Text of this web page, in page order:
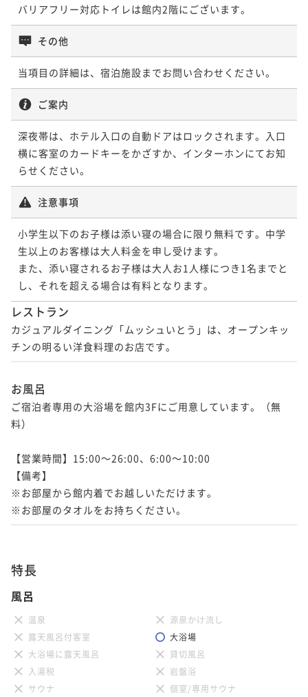
バリアフリー対応トイレは館内2階にございます。
その他
当項目の詳細は、宿泊施設までお問い合わせください。
ご案内
深夜帯は、ホテル入口の自動ドアはロックされます。入口
横に客室のカードキーをかざすか、インターホンにてお知
らせください。
注意事項
小学生以下のお子様は添い寝の場合に限り無料です。中学
生以上のお客様は大人料金を申し受けます。
また、添い寝されるお子様は大人お1人様につき1名までと
し、それを超える場合は有料となります。
レストラン
カジュアルダイニング「ムッシュいとう」は、オープンキッ
チンの明るい洋食料理のお店です。
お風呂
ご宿泊者専用の大浴場を館内3Fにご用意しています。（無
料）
【営業時間】15:00～26:00、6:00～10:00
【備考】
※お部屋から館内着でお越しいただけます。
※お部屋のタオルをお持ちください。
特長
風呂
温泉
源泉かけ流し
露天風呂付客室
大浴場
大浴場に露天風呂
貸切風呂
入湯税
岩盤浴
サウナ
個室/専用サウナ